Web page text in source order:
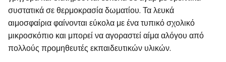
συστατικά σε θερμοκρασία δωματίου. Τα λευκά
αιμοσφαίρια φαίνονται εύκολα με ένα τυπικό σχολικό
μικροσκόπιο και μπορεί να αγοραστεί αίμα αλόγου από
πολλούς προμηθευτές εκπαιδευτικών υλικών.